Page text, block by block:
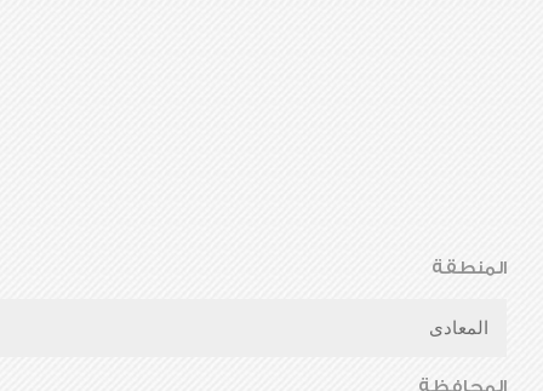
المنطقة
المعادى
المحافظة